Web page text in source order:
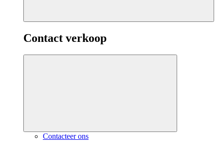
Contact verkoop
Contacteer ons